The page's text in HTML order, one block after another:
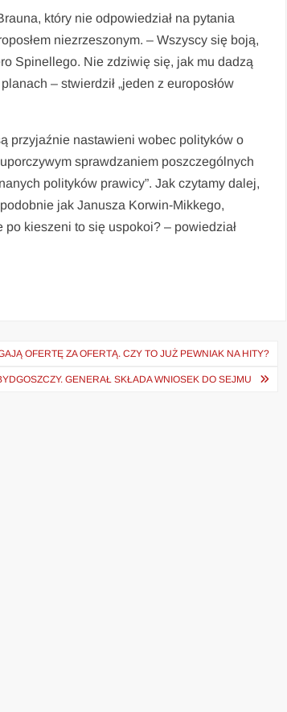
który nie odpowiedział na pytania
niezrzeszonym. – Wszyscy się boją,
Spinellego. Nie zdziwię się, jak mu dadzą
– stwierdził „jeden z europosłów
przyjaźnie nastawieni wobec polityków o
sprawdzaniem poszczególnych
polityków prawicy”. Jak czytamy dalej,
jak Janusza Korwin-Mikkego,
kieszeni to się uspokoi? – powiedział
OFERTĘ ZA OFERTĄ. CZY TO JUŻ PEWNIAK NA HITY?
GENERAŁ SKŁADA WNIOSEK DO SEJMU